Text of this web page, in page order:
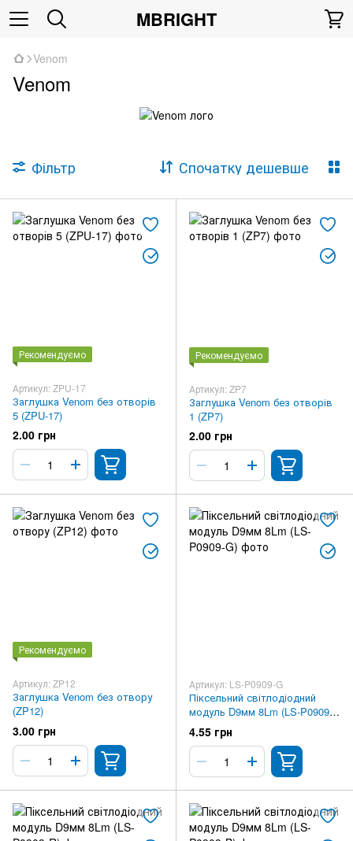
MBRIGHT
Venom
Venom
Фільтр Спочатку дешевше
Рекомендуємо
Артикул: ZPU-17
Заглушка Venom без отворів
5 (ZPU-17)
2.00 грн
Рекомендуємо
Артикул: ZP7
Заглушка Venom без отворів
1 (ZP7)
2.00 грн
Рекомендуємо
Артикул: ZP12
Заглушка Venom без отвору
(ZP12)
3.00 грн
Артикул: LS-P0909-G
Піксельний світлодіодний
модуль D9мм 8Lm (LS-P0909-
G)
4.55 грн